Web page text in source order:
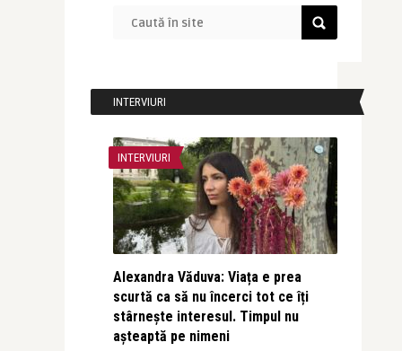
INTERVIURI
INTERVIURI
Alexandra Văduva: Viața e prea
scurtă ca să nu încerci tot ce îți
stârnește interesul. Timpul nu
așteaptă pe nimeni